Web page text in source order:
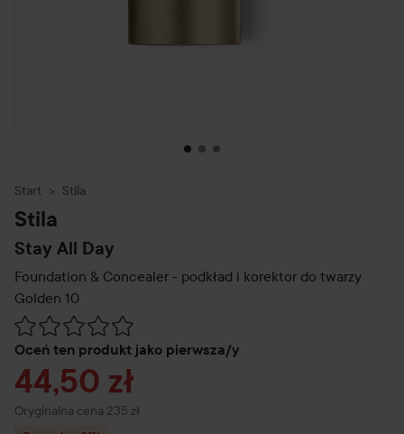
Start Stila
Stila
Stay All Day
Foundation & Concealer - podkład i korektor do twarzy
Golden 10
Oceń ten produkt jako pierwsza/y
Przejdź do Recenzje i komentarze
Cena promocyjna
44,50 zł
Oryginalna cena 235 zł
Cena regularna 235 zł